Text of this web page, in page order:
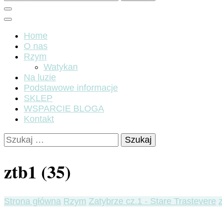
Home
O nas
Rzym
Watykan
Na luzie
Podstawowe informacje
SKLEP
WSPARCIE BLOGA
Kontakt
Szukaj:
ztb1 (35)
Strona główna Rzym Zatybrze cz.1 - Stare Trastevere